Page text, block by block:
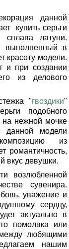
данной
купить серьги
сплава латуни.
выполненный в
красоту модели.
и при создании
из делового
"гвоздики"
подобного
на нежной мочке
данной модели
из
романтичность,
вкус девушки.
возлюбленной
сувенира.
уважение и
сердцу,
актуально в
помолвка или
любящими
нашим